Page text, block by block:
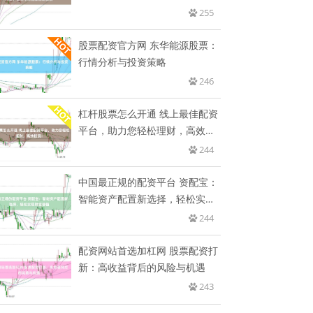
255
股票配资官方网 东华能源股票：
行情分析与投资策略
246
杠杆股票怎么开通 线上最佳配资
平台，助力您轻松理财，高效投
244
中国最正规的配资平台 资配宝：
智能资产配置新选择，轻松实现
244
配资网站首选加杠网 股票配资打
新：高收益背后的风险与机遇
243